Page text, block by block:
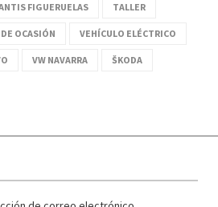
FIGUERUELAS TALLER
OCASIÓN VEHÍCULO ELÉCTRICO
VW NAVARRA ŠKODA